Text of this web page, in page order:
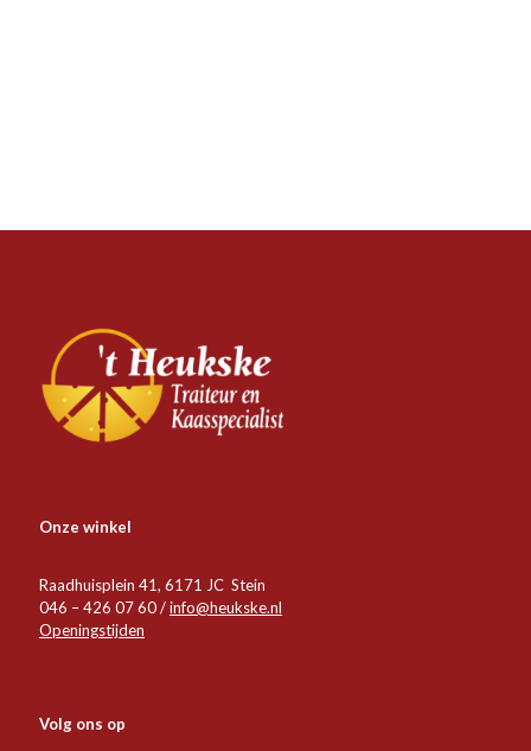
Onze winkel
Raadhuisplein 41, 6171 JC Stein
046 – 426 07 60 /info@heukske.nl
Openingstijden
Volg ons op